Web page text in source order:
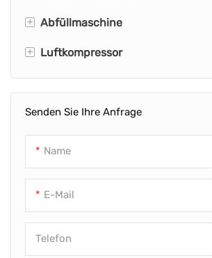
Flaschenblasformmaschine
Flaschenblasmaschine
HDPE-Blasformmaschine
Extrusionsblasformmaschine
Haustier-Gebläsemaschine
PET-Flaschenblasmaschine
+ Abfüllmaschine
Flaschenfüllmaschine
Wasserabfüllmaschine
+ Luftkompressor
Industrieller Luftkompressor
Ölfreier Luftkompressor
Hochdruck-Luftkompressor
Schraubenluftkompressor
Senden Sie Ihre Anfrage
Name
E-Mail
Telefon